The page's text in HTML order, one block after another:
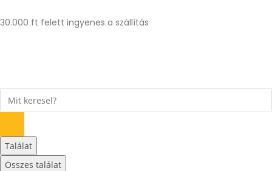
30.000 ft felett ingyenes a szállítás
Találat
Összes találat